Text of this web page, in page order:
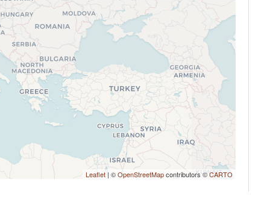
Leaflet | ©OpenStreetMapcontributors ©CARTO